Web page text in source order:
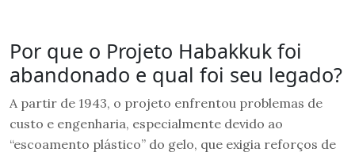
Por que o Projeto Habakkuk foi
abandonado e qual foi seu legado?
A partir de 1943, o projeto enfrentou problemas de
custo e engenharia, especialmente devido ao
“escoamento plástico” do gelo, que exigia reforços de